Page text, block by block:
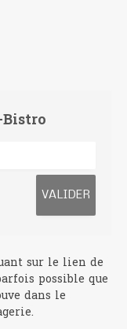
sur le lien de
possible que
dans le